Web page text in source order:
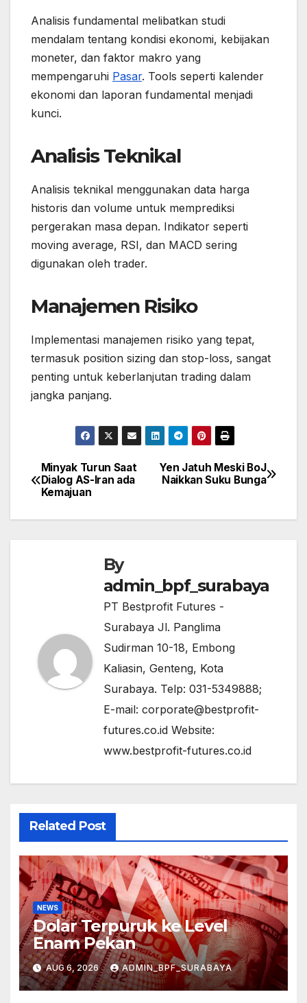
Analisis fundamental melibatkan studi
mendalam tentang kondisi ekonomi, kebijakan
moneter, dan faktor makro yang
mempengaruhi Pasar. Tools seperti kalender
ekonomi dan laporan fundamental menjadi
kunci.
Analisis Teknikal
Analisis teknikal menggunakan data harga
historis dan volume untuk memprediksi
pergerakan masa depan. Indikator seperti
moving average, RSI, dan MACD sering
digunakan oleh trader.
Manajemen Risiko
Implementasi manajemen risiko yang tepat,
termasuk position sizing dan stop-loss, sangat
penting untuk keberlanjutan trading dalam
jangka panjang.
Post
navigation
Yen Jatuh Meski BoJ
Naikkan Suku Bunga
Minyak Turun Saat
Dialog AS-Iran ada
Kemajuan
By
admin_bpf_surabaya
PT Bestprofit Futures -
Surabaya Jl. Panglima
Sudirman 10-18, Embong
Kaliasin, Genteng, Kota
Surabaya. Telp: 031-5349888;
E-mail: corporate@bestprofit-
futures.co.id Website:
www.bestprofit-futures.co.id
Related Post
NEWS
Dolar Terpuruk ke Level
Enam Pekan
AUG 6, 2026 ADMIN_BPF_SURABAYA